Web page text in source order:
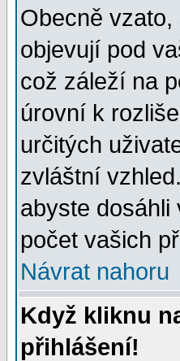
Obecně
objevují pod
což záleží na
úrovní k
určitých
zvláštní
abyste dosáhli
počet vašich
Návrat nahoru
Když kliknu
přihlášení!